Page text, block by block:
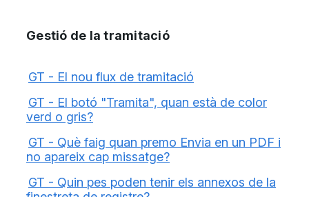
Gestió de la tramitació
GT - El nou flux de tramitació
GT - El botó "Tramita", quan està de color
verd o gris?
GT - Què faig quan premo Envia en un PDF i
no apareix cap missatge?
GT - Quin pes poden tenir els annexos de la